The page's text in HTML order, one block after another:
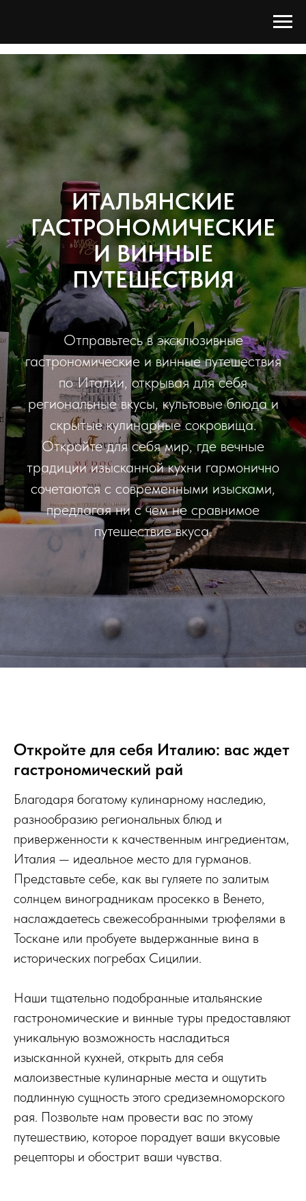
ИТАЛЬЯНСКИЕ
ГАСТРОНОМИЧЕСКИЕ
И ВИННЫЕ
ПУТЕШЕСТВИЯ
Отправьтесь в эксклюзивные
гастрономические и винные путешествия
по Италии, открывая для себя
региональные вкусы, культовые блюда и
скрытые кулинарные сокровища.
Откройте для себя мир, где вечные
традиции изысканной кухни гармонично
сочетаются с современными изысками,
предлагая ни с чем не сравнимое
путешествие вкуса.
Откройте для себя Италию: вас ждет
гастрономический рай
Благодаря богатому кулинарному наследию,
разнообразию региональных блюд и
приверженности к качественным ингредиентам,
Италия — идеальное место для гурманов.
Представьте себе, как вы гуляете по залитым
солнцем виноградникам просекко в Венето,
наслаждаетесь свежесобранными трюфелями в
Тоскане или пробуете выдержанные вина в
исторических погребах Сицилии.
Наши тщательно подобранные итальянские
гастрономические и винные туры предоставляют
уникальную возможность насладиться
изысканной кухней, открыть для себя
малоизвестные кулинарные места и ощутить
подлинную сущность этого средиземноморского
рая. Позвольте нам провести вас по этому
путешествию, которое порадует ваши вкусовые
рецепторы и обострит ваши чувства.